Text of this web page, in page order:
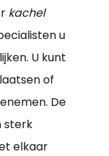
kachel
u
U kunt
of
De
sterk
elkaar